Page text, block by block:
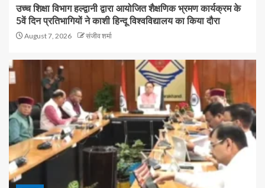
उच्च शिक्षा विभाग हल्द्वानी द्वारा आयोजित शैक्षणिक भ्रमण कार्यक्रम के
5वें दिन प्रतिभागियों ने काशी हिन्दू विश्वविद्यालय का किया दौरा
August 7, 2026 संजीव शर्मा